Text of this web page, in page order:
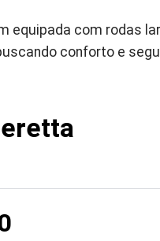
com rodas
conforto e